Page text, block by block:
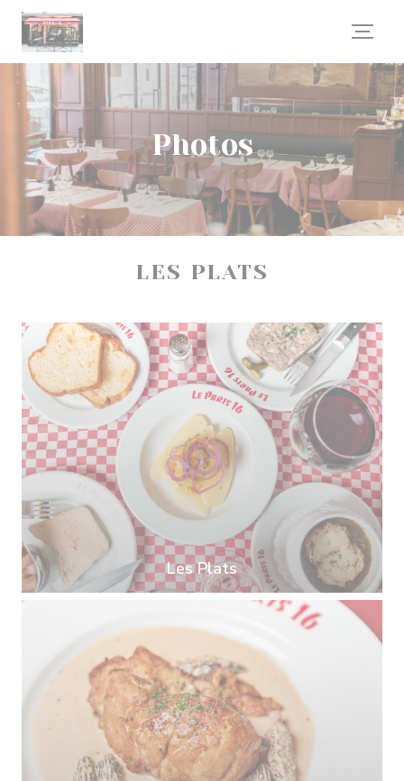
Personnalisation de vos choix en matière de cookies
Photos
LES PLATS
Les Plats